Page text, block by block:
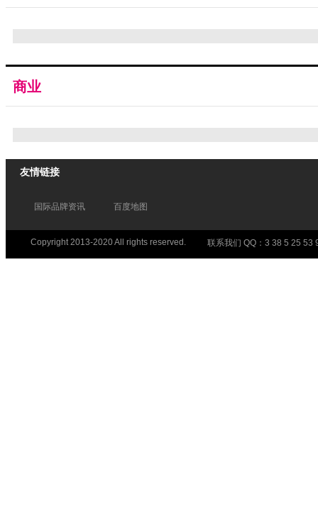
商业
友情链接
国际品牌资讯 百度地图
Copyright 2013-2020 All rights reserved. 联系我们 QQ：3 38 5 25 53